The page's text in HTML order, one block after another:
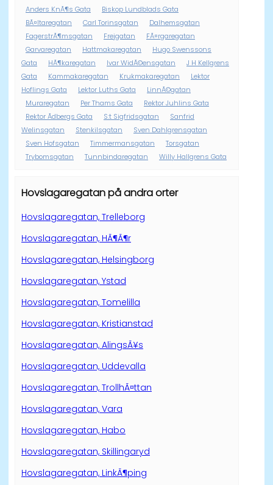
Anders KnÃ¶s Gata
Biskop Lundblads Gata
BÃ¤ltaregatan
Carl Torinsgatan
Dalhemsgatan
FagerstrÃ¶msgatan
Frejgatan
FÃ¤rgaregatan
Garvaregatan
Hattmakaregatan
Hugo Swenssons
Gata
HÃ¶karegatan Ivar WidÃ©ensgatan
J H Kellgrens
Gata
Kammakaregatan Krukmakaregatan
Lektor
Hoflings Gata
Lektor Luths Gata
LinnÃ©gatan
Muraregatan
Per Thams Gata
Rektor Juhlins Gata
Rektor Ãdbergs Gata
S:t Sigfridsgatan
Sanfrid
Welinsgatan
Stenkilsgatan
Sven Dahlgrensgatan
Sven Hofsgatan
Timmermansgatan
Torsgatan
Trybomsgatan
Tunnbindaregatan Willy Hallgrens Gata
Hovslagaregatan på andra orter
Hovslagaregatan, Trelleborg
Hovslagaregatan, HÃ¶Ã¶r
Hovslagaregatan, Helsingborg
Hovslagaregatan, Ystad
Hovslagaregatan, Tomelilla
Hovslagaregatan, Kristianstad
Hovslagaregatan, AlingsÃ¥s
Hovslagaregatan, Uddevalla
Hovslagaregatan, TrollhÃ¤ttan
Hovslagaregatan, Vara
Hovslagaregatan, Habo
Hovslagaregatan, Skillingaryd
Hovslagaregatan, LinkÃ¶ping